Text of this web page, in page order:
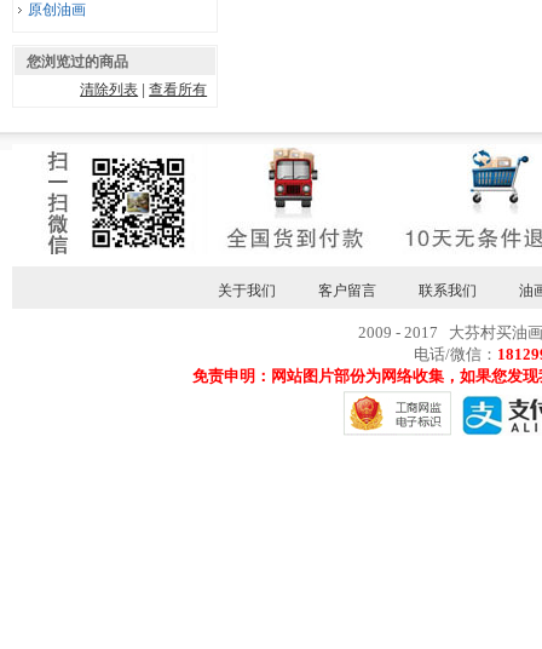
原创油画
您浏览过的商品
清除列表 |查看所有
关于我们 客户留言 联系我们 油
2009 - 2017 大芬村买油
电话/微信：
免责申明：网站图片部份为网络收集，如果您发